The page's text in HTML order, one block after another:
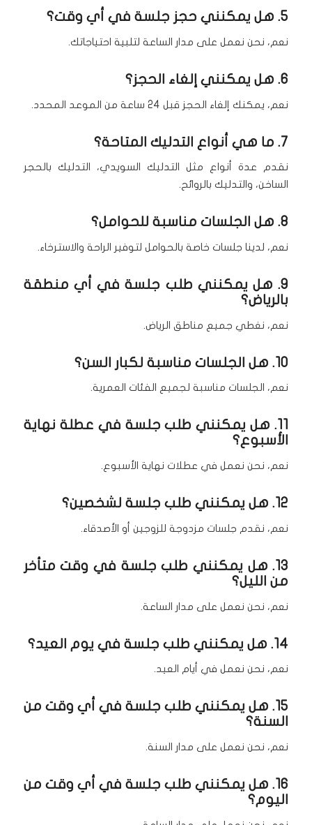
5. هل يمكنني حجز جلسة في أي وقت؟
نعم، نحن نعمل على مدار الساعة لتلبية احتياجاتك.
6. هل يمكنني إلغاء الحجز؟
نعم، يمكنك إلغاء الحجز قبل 24 ساعة من الموعد المحدد.
7. ما هي أنواع التدليك المتاحة؟
نقدم عدة أنواع مثل التدليك السويدي، التدليك بالحجر
الساخن، والتدليك بالروائح.
8. هل الجلسات مناسبة للحوامل؟
نعم، لدينا جلسات خاصة بالحوامل لتوفير الراحة والاسترخاء.
9. هل يمكنني طلب جلسة في أي منطقة
بالرياض؟
نعم، نغطي جميع مناطق الرياض.
10. هل الجلسات مناسبة لكبار السن؟
نعم، الجلسات مناسبة لجميع الفئات العمرية.
11. هل يمكنني طلب جلسة في عطلة نهاية
الأسبوع؟
نعم، نحن نعمل في عطلات نهاية الأسبوع.
12. هل يمكنني طلب جلسة لشخصين؟
نعم، نقدم جلسات مزدوجة للزوجين أو الأصدقاء.
13. هل يمكنني طلب جلسة في وقت متأخر
من الليل؟
نعم، نحن نعمل على مدار الساعة.
14. هل يمكنني طلب جلسة في يوم العيد؟
نعم، نحن نعمل في أيام العيد.
15. هل يمكنني طلب جلسة في أي وقت من
السنة؟
نعم، نحن نعمل على مدار السنة.
16. هل يمكنني طلب جلسة في أي وقت من
اليوم؟